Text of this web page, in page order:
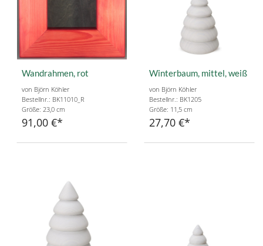
Wandrahmen, rot
von Björn Köhler
Bestellnr.: BK11010_R
Größe: 23,0 cm
91,00 €
Winterbaum, mittel, weiß
von Björn Köhler
Bestellnr.: BK1205
Größe: 11,5 cm
27,70 €